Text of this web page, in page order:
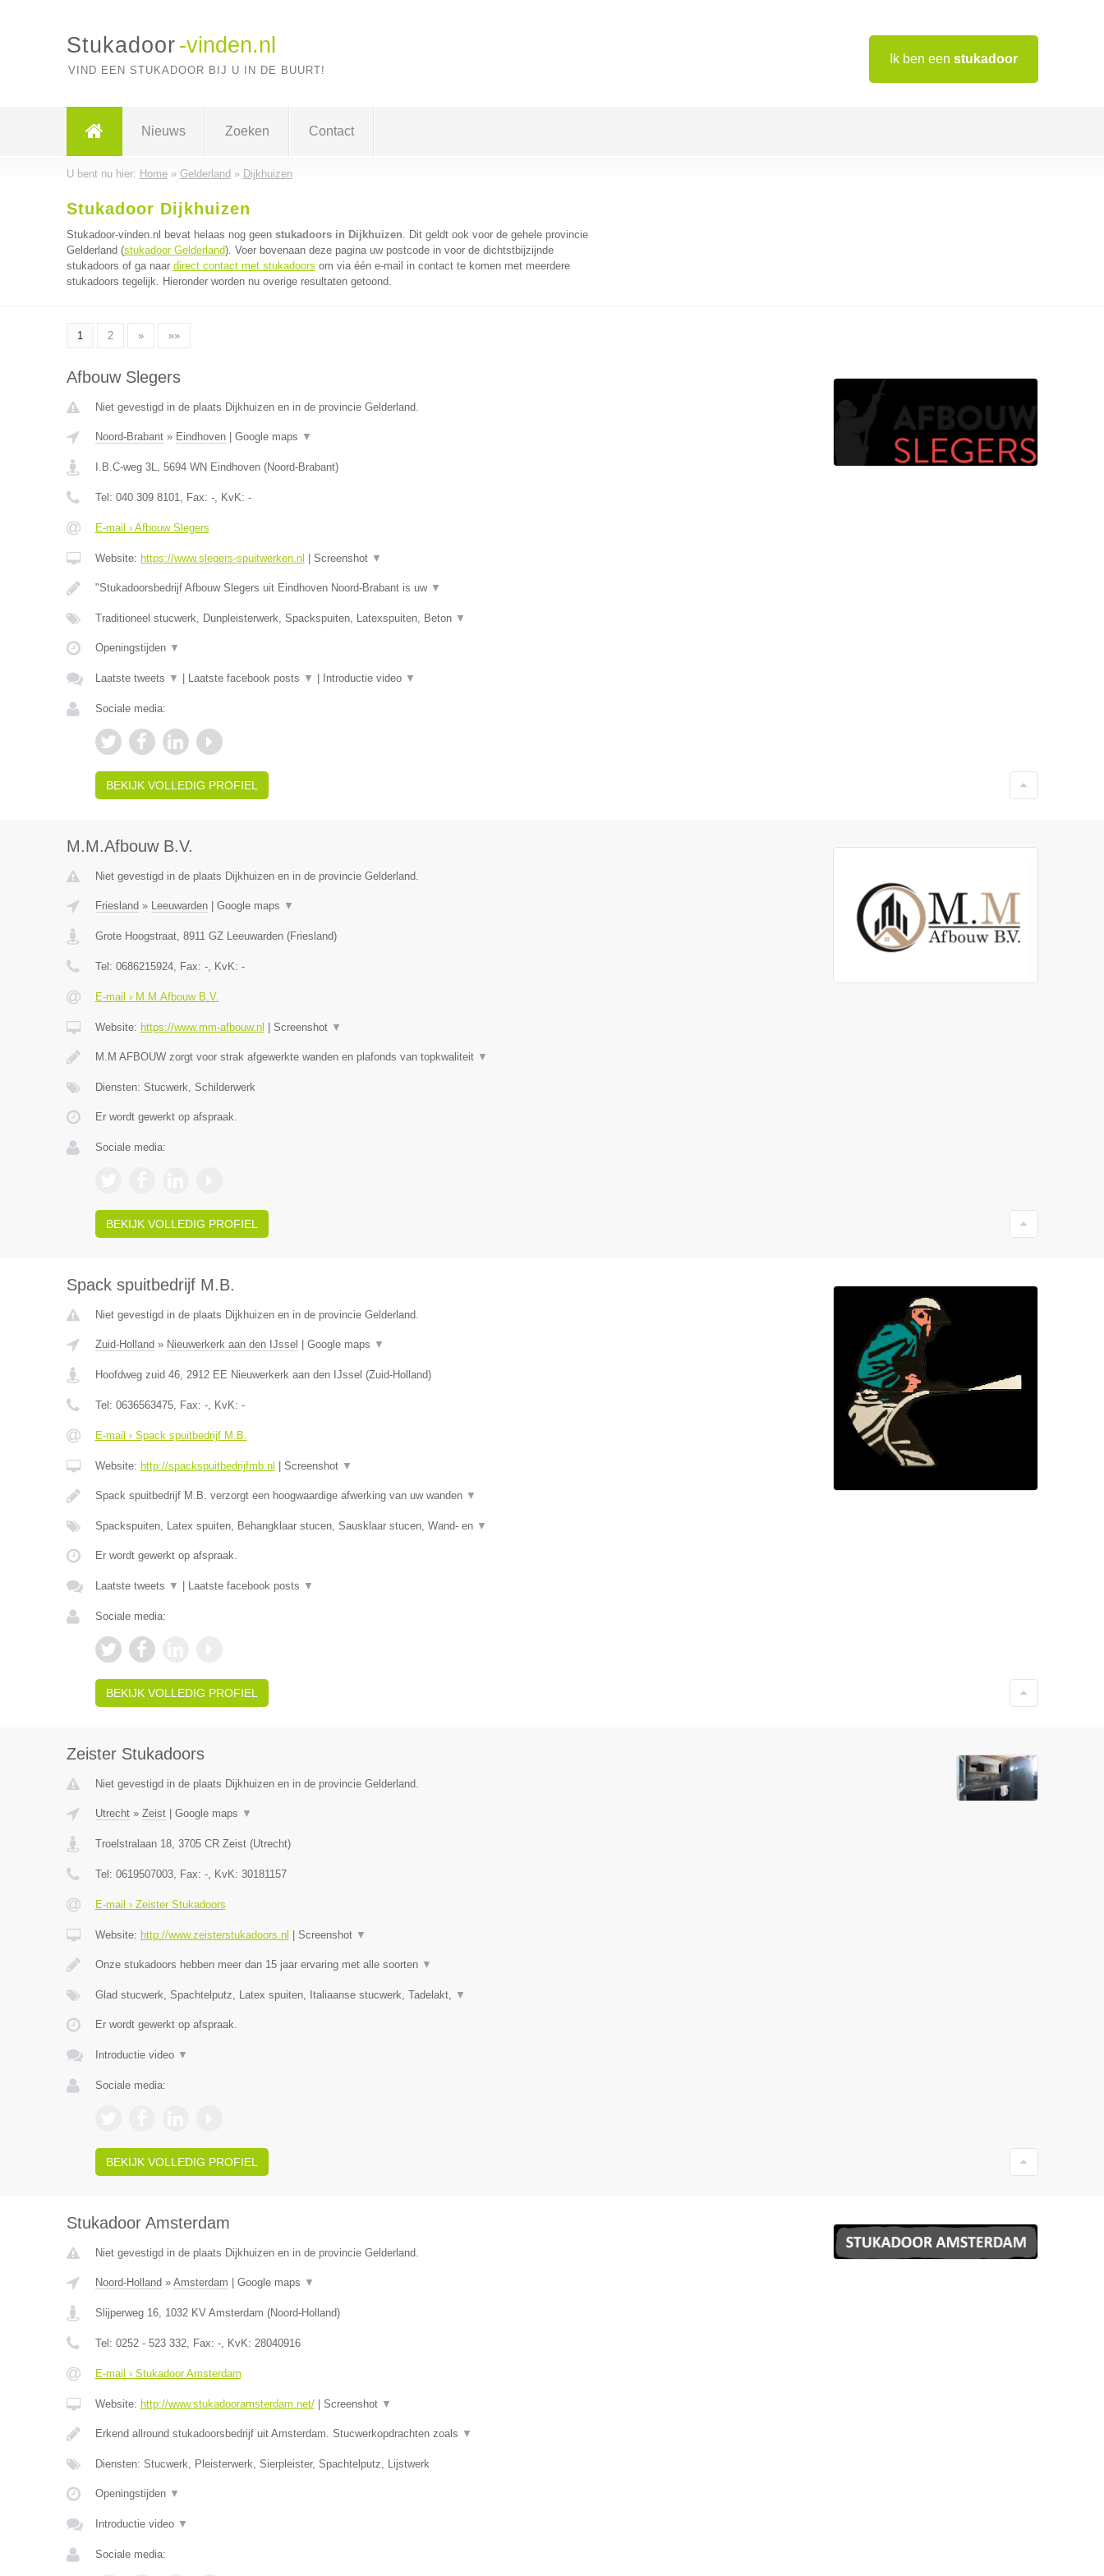
Ik ben een stukadoor
Stukadoor -vinden.nl
VIND EEN STUKADOOR BIJ U IN DE BUURT!
Nieuws Zoeken Contact
U bent nu hier: Home» Gelderland » Dijkhuizen
Stukadoor Dijkhuizen
Stukadoor-vinden.nl bevat helaas nog geen stukadoors in Dijkhuizen. Dit geldt ook voor de gehele provincie
Gelderland (stukadoor Gelderland). Voer bovenaan deze pagina uw postcode in voor de dichtstbijzijnde
stukadoors of ga naar direct contact met stukadoors om via één e-mail in contact te komen met meerdere
stukadoors tegelijk. Hieronder worden nu overige resultaten getoond.
1 2 » »»
Afbouw Slegers
Niet gevestigd in de plaats Dijkhuizen en in de provincie Gelderland.
Noord-Brabant» Eindhoven| Google maps ▼
I.B.C-weg 3L, 5694 WN Eindhoven(Noord-Brabant)
Tel: 040 309 8101, Fax: -, KvK: -
E-mail › Afbouw Slegers
Website: https://www.slegers-spuitwerken.nl Screenshot ▼
"Stukadoorsbedrijf Afbouw Slegers uit Eindhoven Noord-Brabant is uw ▼
Traditioneel stucwerk, Dunpleisterwerk, Spackspuiten, Latexspuiten, Beton ▼
Openingstijden ▼
Laatste tweets ▼ Laatste facebook posts ▼ Introductie video ▼
Sociale media:
BEKIJK VOLLEDIG PROFIEL
M.M.Afbouw B.V.
Niet gevestigd in de plaats Dijkhuizen en in de provincie Gelderland.
Friesland » Leeuwarden| Google maps ▼
Grote Hoogstraat, 8911 GZ Leeuwarden(Friesland)
Tel: 0686215924, Fax: -, KvK: -
E-mail › M.M.Afbouw B.V.
Website: https://www.mm-afbouw.nl Screenshot ▼
M.M AFBOUW zorgt voor strak afgewerkte wanden en plafonds van topkwaliteit ▼
Diensten: Stucwerk, Schilderwerk
Er wordt gewerkt op afspraak.
Sociale media:
BEKIJK VOLLEDIG PROFIEL
Spack spuitbedrijf M.B.
Niet gevestigd in de plaats Dijkhuizen en in de provincie Gelderland.
Zuid-Holland » Nieuwerkerk aan den IJssel Google maps ▼
Hoofdweg zuid 46, 2912 EE Nieuwerkerk aan den IJssel (Zuid-Holland)
Tel: 0636563475, Fax: -, KvK: -
E-mail › Spack spuitbedrijf M.B.
Website: http://spackspuitbedrijfmb.nl Screenshot ▼
Spack spuitbedrijf M.B. verzorgt een hoogwaardige afwerking van uw wanden ▼
Spackspuiten, Latex spuiten, Behangklaar stucen, Sausklaar stucen, Wand- en ▼
Er wordt gewerkt op afspraak.
Laatste tweets ▼ Laatste facebook posts ▼
Sociale media:
BEKIJK VOLLEDIG PROFIEL
Zeister Stukadoors
Niet gevestigd in de plaats Dijkhuizen en in de provincie Gelderland.
Utrecht» Zeist| Google maps ▼
Troelstralaan 18, 3705 CR Zeist(Utrecht)
Tel: 0619507003, Fax: -, KvK: 30181157
E-mail › Zeister Stukadoors
Website: http://www.zeisterstukadoors.nl Screenshot ▼
Onze stukadoors hebben meer dan 15 jaar ervaring met alle soorten ▼
Glad stucwerk, Spachtelputz, Latex spuiten, Italiaanse stucwerk, Tadelakt, ▼
Er wordt gewerkt op afspraak.
Introductie video ▼
Sociale media:
BEKIJK VOLLEDIG PROFIEL
Stukadoor Amsterdam
Niet gevestigd in de plaats Dijkhuizen en in de provincie Gelderland.
Noord-Holland » Amsterdam Google maps ▼
Slijperweg 16, 1032 KV Amsterdam (Noord-Holland)
Tel: 0252 - 523 332, Fax: -, KvK: 28040916
E-mail › Stukadoor Amsterdam
Website: http://www.stukadooramsterdam.net/| Screenshot ▼
Erkend allround stukadoorsbedrijf uit Amsterdam. Stucwerkopdrachten zoals ▼
Diensten: Stucwerk, Pleisterwerk, Sierpleister, Spachtelputz, Lijstwerk
Openingstijden ▼
Introductie video ▼
Sociale media: